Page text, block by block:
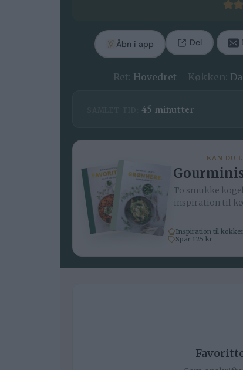
Åbn i app Del
Ret: Hovedret Køkken:
45minutter
minutter
KAN DU
To smukke
inspiration til
Inspiration til
Spar 125 kr